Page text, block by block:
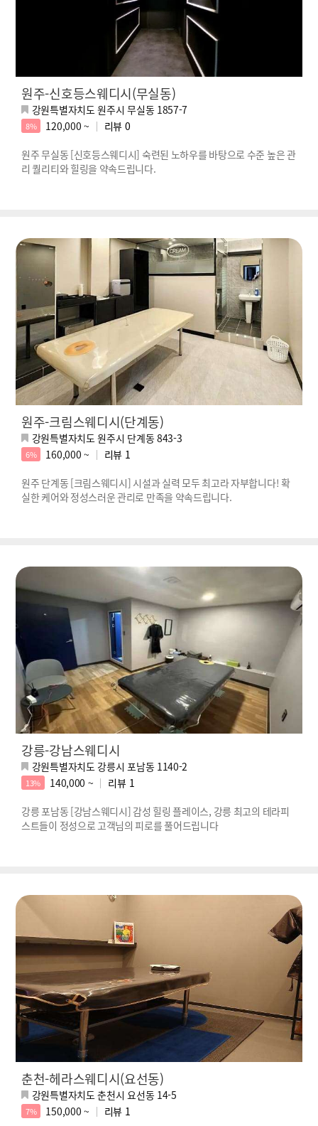
원주-신호등스웨디시(무실동)
강원특별자치도 원주시 무실동 1857-7
8% 120,000 ~ 리뷰 0
원주 무실동 [신호등스웨디시] 숙련된 노하우를 바탕으로 수준 높은 관
리 퀄리티와 힐링을 약속드립니다.
원주-크림스웨디시(단계동)
강원특별자치도 원주시 단계동 843-3
6% 160,000 ~ 리뷰 1
원주 단계동 [크림스웨디시] 시설과 실력 모두 최고라 자부합니다! 확
실한 케어와 정성스러운 관리로 만족을 약속드립니다.
강릉-강남스웨디시
강원특별자치도 강릉시 포남동 1140-2
13% 140,000 ~ 리뷰 1
강릉 포남동 [강남스웨디시] 감성 힐링 플레이스, 강릉 최고의 테라피
스트들이 정성으로 고객님의 피로를 풀어드립니다
춘천-헤라스웨디시(요선동)
강원특별자치도 춘천시 요선동 14-5
7% 150,000 ~ 리뷰 1